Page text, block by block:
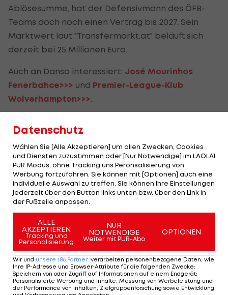
Ablösesumme, hat der Defensivmann des ÖFB-
Teams doch noch einen Vertrag bis 2027. Sein
Marktwert laut "Transfermarkt.at" beläuft sich
derzeit bei 25 Millionen Euro.
Auch an Danso interessiert: José Mourinhos
Fenerbahce>>> und Premier-League-Klub
Wolverhampton>>>
Premier-League-Klub
Premier League
ÖFB-Teamspieler in
die Türkei locken
Datenschutz
Wählen Sie [Alle Akzeptieren] um allen Zwecken, Cookies
und Diensten zuzustimmen oder [Nur Notwendige] im LAOLA1
PUR Modus, ohne Tracking uns Peronsalisierung von
Werbung fortzufahren. Sie können mit [Optionen] auch eine
individuelle Auswahl zu treffen. Sie können Ihre Einstellungen
jederzeit über den Button links unten bzw. über den Link in
der Fußzeile anpassen.
ALLE
AKZEPTIEREN
Tracking und
Personalisierung
NUR
NOTWENDIGE
Weiter mit PUR-Abo
OPTIONEN
Wir und unsere 186 Partner verarbeiten personenbezogene Daten, wie
Ihre IP-Adresse und Browser-Attribute für die folgenden Zwecke:
Speichern von oder Zugriff auf Informationen auf einem Endgerät;
Personalisierte Werbung und Inhalte, Messung von Werbeleistung und
der Performance von Inhalten, Zielgruppenforschung sowie Entwicklung